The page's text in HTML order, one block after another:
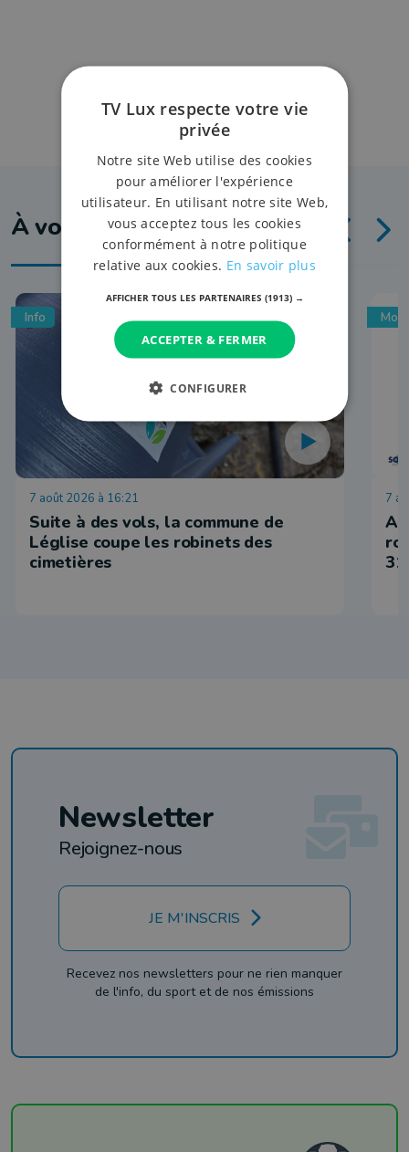
À voir aussi
Info
7 août 2026 à 16:21
Suite à des vols, la commune de
Léglise coupe les robinets des
cimetières
7
Newsletter
Rejoignez-nous
JE M'INSCRIS
Recevez nos newsletters pour ne rien manquer
de l'info, du sport et de nos émissions
TV Lux respecte votre vie
privée
Notre site Web utilise des cookies
pour améliorer l'expérience
utilisateur. En utilisant notre site Web,
vous acceptez tous les cookies
conformément à notre politique
relative aux cookies. En savoir plus
AFFICHER TOUS LES PARTENAIRES (1913) →
ACCEPTER & FERMER
CONFIGURER